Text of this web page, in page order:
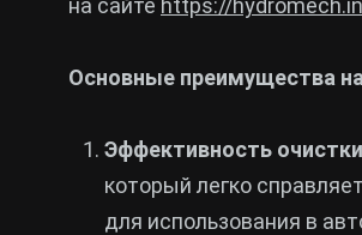
на сайте https://
Основные преимущества
Эффективность
который легко
для использования в